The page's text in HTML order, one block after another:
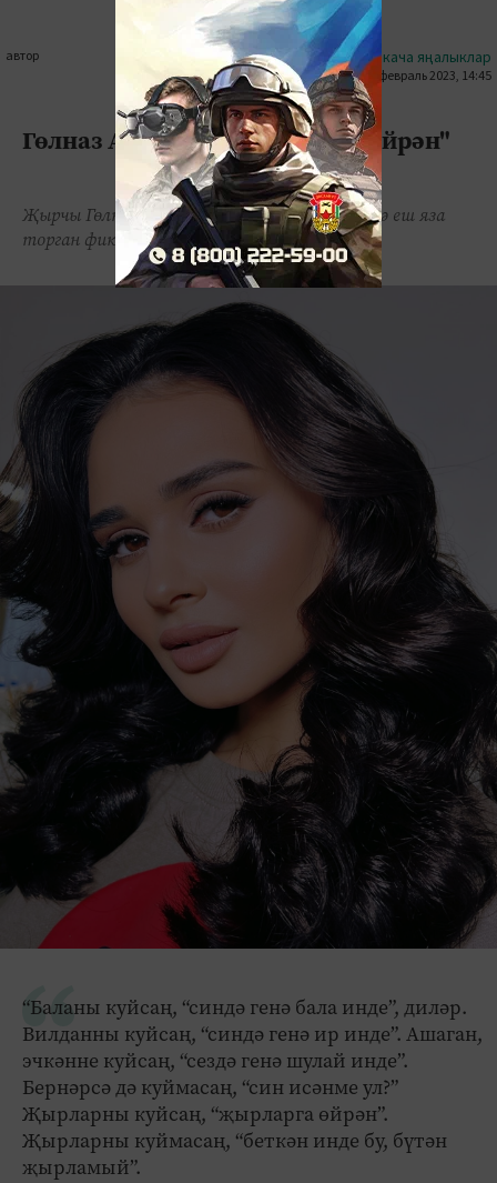
автор #кыскача яңалыклар
02 февраль 2023, 14:45
2066
0
Гөлназ Асаевага: "Җырларга өйрән"
Җырчы Гөлназ Асаева социаль челтәрдә үзенә еш яза
торган фикерләр белән уртаклашкан.
“Баланы куйсаң, “синдә генә бала инде”, диләр.
Вилданны куйсаң, “синдә генә ир инде”. Ашаган,
эчкәнне куйсаң, “сездә генә шулай инде”.
Бернәрсә дә куймасаң, “син исәнме ул?”
Җырларны куйсаң, “җырларга өйрән”.
Җырларны куймасаң, “беткән инде бу, бүтән
җырламый”.